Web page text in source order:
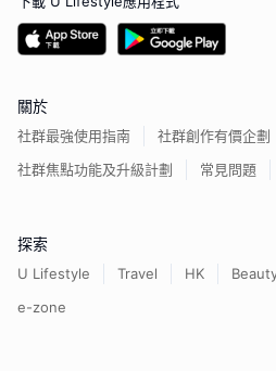
關於
社群最強使用指南
社群創作有價企劃
社群焦點功能及升級計劃
常見問題
探索
U Lifestyle Travel HK
e-zone